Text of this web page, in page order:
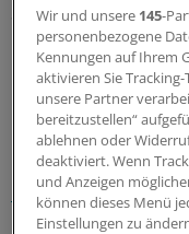
Charité Berlin zitiert.
Schlagworte:
Kopfschmerzen
Wir und unsere 145-
personenbezogene
Kennungen auf Ihrem
aktivieren Sie
unsere Partner
bereitzustellen“
ablehnen oder
deaktiviert. Wenn
und Anzeigen
können dieses Menü
Einstellungen zu